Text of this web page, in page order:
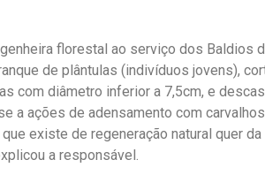
florestal ao serviço dos Baldios
de plântulas (indivíduos jovens),
com diâmetro inferior a 7,5cm, e
a ações de adensamento com
existe de regeneração natural quer
a responsável.